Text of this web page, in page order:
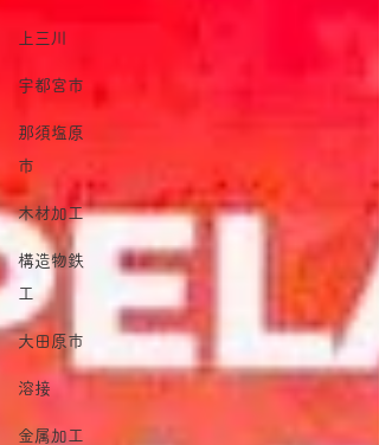
上三川
宇都宮市
那須塩原
市
木材加工
構造物鉄
工
大田原市
溶接
金属加工